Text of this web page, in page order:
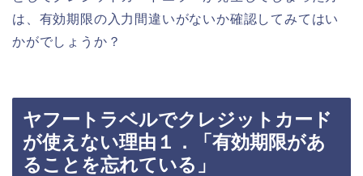
は、有効期限の入力間違いがないか確認してみてはい
かがでしょうか？
ヤフートラベルでクレジットカード
が使えない理由１．「有効期限があ
ることを忘れている」